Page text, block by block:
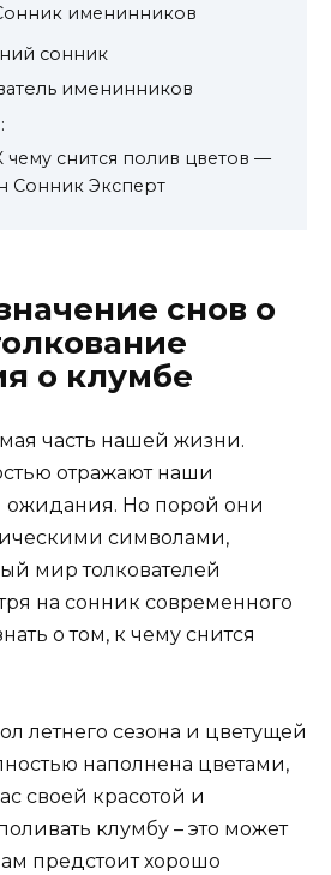
именинников
сонник
именинников
чему снится полив цветов —
Сонник Эксперт
снов о
о клумбе
часть нашей жизни.
отражают наши
ожидания. Но порой они
символами,
мир толкователей
на сонник современного
о том, к чему снится
летнего сезона и цветущей
наполнена цветами,
своей красотой и
клумбу – это может
предстоит хорошо